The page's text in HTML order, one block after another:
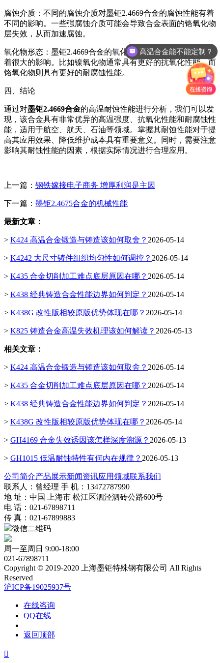
腐蚀介质：不同的腐蚀介质对墨钜2.4669合金的腐蚀性能有着
不同的影响。一些强腐蚀介质可能会导致合金表面的铬氧化物
层失效，从而加速腐蚀。
氧化物形态：墨钜2.4669合金的氧化物形态对其耐蚀性能也有
着很大的影响。比如镍氧化物通常具有更好的抗氧化性能，而
铬氧化物则具有更好的耐腐蚀性能。
四、结论
通过对墨钜2.4669合金的高温耐蚀性能进行分析，我们可以发
现，该合金具有非常优异的高温强度、抗氧化性能和耐腐蚀性
能，适用于航空、航天、石油等领域。掌握其耐蚀性能对于提
高其应用效果、降低维护成本具有重要意义。同时，需要注意
影响其耐蚀性能的因素，根据实际情况进行合理应用。
上一篇： 钢铁嫁接电子商务 增厚利润是主因
下一篇： 墨钜2.4675合金的机械性能
最新文章：
> K424 高温合金锻造与铸造该如何取舍？ 2026-05-14
> K4242 大尺寸铸件组织均匀性如何调控？ 2026-05-14
> K435 合金切削加工难点底层原因在哪？ 2026-05-14
> K438 经典铸造合金性能边界如何判定？ 2026-05-14
> K438G 改性版相较原版优势体现在哪？ 2026-05-14
> K825 铸造合金高温失效机理该如何解读？ 2026-05-13
相关文章：
> K424 高温合金锻造与铸造该如何取舍？ 2026-05-14
> K435 合金切削加工难点底层原因在哪？ 2026-05-14
> K438 经典铸造合金性能边界如何判定？ 2026-05-14
> K438G 改性版相较原版优势体现在哪？ 2026-05-14
> GH4169 合金失效诱因该怎样深度溯源？ 2026-05-13
> GH1015 低温耐蚀特性有何内在规律？ 2026-05-13
公司简介产品展示新闻资讯应用领域联系我们
联系人：曾经理 手 机：13472787990
地 址：中国 上海市 松江区泗泾泗砖公路600号
电 话：021-67898711
传 真：021-67899883
微信二维码
周一至周日 9:00-18:00
021-67898711
Copyright © 2019-2020 上海墨钜特殊钢有限公司 All Rights
Reserved
沪ICP备19025937号
在线咨询
QQ在线
返回顶部

高温合金能不能定制？